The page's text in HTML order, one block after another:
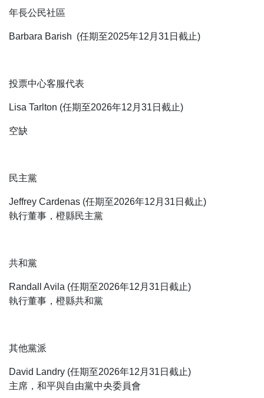
年長公民社區
Barbara Barish (任期至2025年12月31日截止)
投票中心客服代表
Lisa Tarlton (任期至2026年12月31日截止)
空缺
民主黨
Jeffrey Cardenas (任期至2026年12月31日截止)
執行董事，橙縣民主黨
共和黨
Randall Avila (任期至2026年12月31日截止)
執行董事，橙縣共和黨
其他黨派
David Landry (任期至2026年12月31日截止)
主席，和平與自由黨中央委員會